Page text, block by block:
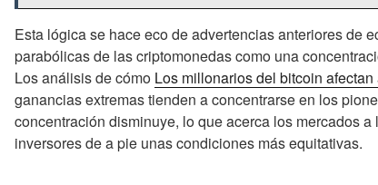
Esta lógica se hace eco de advertencias anteriores de
parabólicas de las criptomonedas como una
Los análisis de cómo Los millonarios del bitcoin
ganancias extremas tienden a concentrarse en los
concentración disminuye, lo que acerca los mercados
inversores de a pie unas condiciones más equitativas.